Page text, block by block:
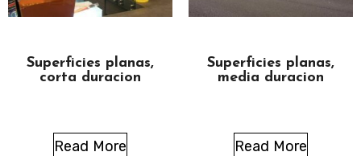
Superficies planas,
corta duracion
Read More
Superficies planas,
media duracion
Read More